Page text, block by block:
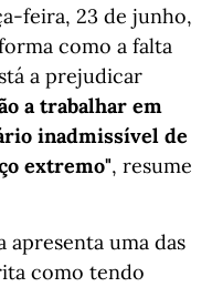
feira, 23 de junho,
como a falta
a prejudicar
a trabalhar em
inadmissível de
extremo", resume
apresenta uma das
como tendo